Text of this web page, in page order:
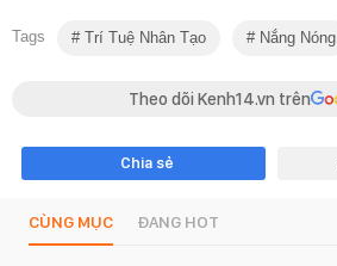
Tags Trí Tuệ Nhân Tạo Nắng Nóng
Theo dõi Kenh14.vn trên
Chia sẻ
CÙNG MỤC ĐANG HOT